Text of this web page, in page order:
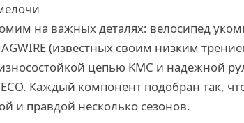
на важных деталях: велосипед
(известных своим низким
цепью KMC и надежной
Каждый компонент подобран так,
и правдой несколько сезонов.